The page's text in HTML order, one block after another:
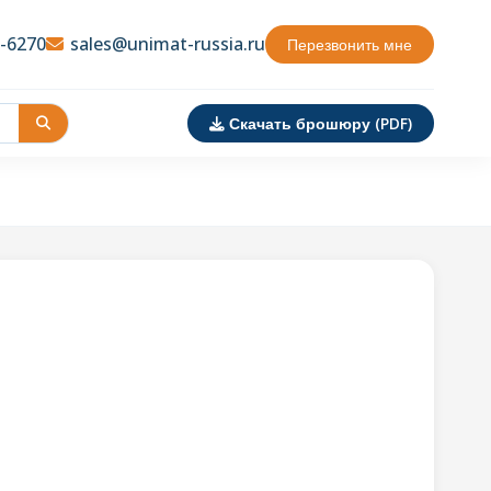
6270 sales@unimat-russia.ru Перезвонить мне
Скачать брошюру (PDF)